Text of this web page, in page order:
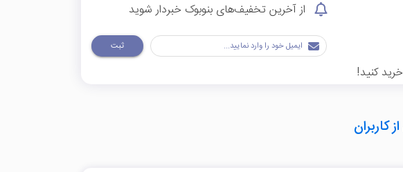
از آخرین تخفیف‌های بنوبوک خبردار شوید
ثبت
کنید!
کاربران